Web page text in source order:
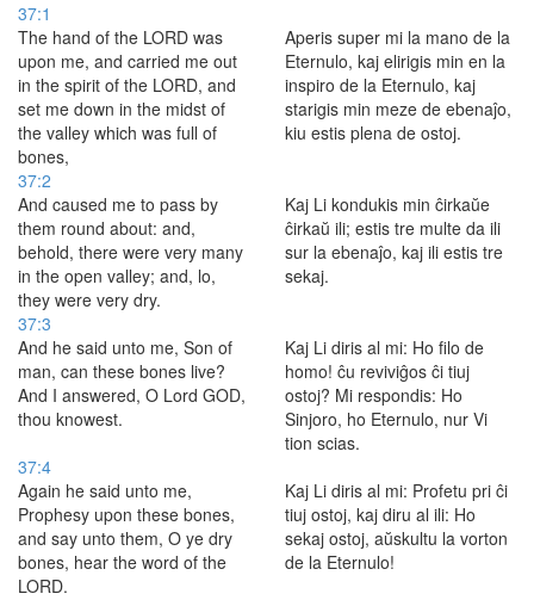
37:1
The hand of the LORD was
upon me, and carried me out
in the spirit of the LORD, and
set me down in the midst of
the valley which was full of
bones,
Aperis super mi la mano de la
Eternulo, kaj elirigis min en la
inspiro de la Eternulo, kaj
starigis min meze de ebenaĵo,
kiu estis plena de ostoj.
37:2
And caused me to pass by
them round about: and,
behold, there were very many
in the open valley; and, lo,
they were very dry.
Kaj Li kondukis min ĉirkaŭe
ĉirkaŭ ili; estis tre multe da ili
sur la ebenaĵo, kaj ili estis tre
sekaj.
37:3
And he said unto me, Son of
man, can these bones live?
And I answered, O Lord GOD,
thou knowest.
Kaj Li diris al mi: Ho filo de
homo! ĉu reviviĝos ĉi tiuj
ostoj? Mi respondis: Ho
Sinjoro, ho Eternulo, nur Vi
tion scias.
37:4
Again he said unto me,
Prophesy upon these bones,
and say unto them, O ye dry
bones, hear the word of the
LORD.
Kaj Li diris al mi: Profetu pri ĉi
tiuj ostoj, kaj diru al ili: Ho
sekaj ostoj, aŭskultu la vorton
de la Eternulo!